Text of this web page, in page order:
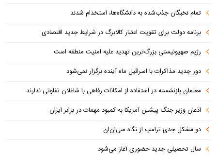
تمام نخبگان جذب‌شده به دانشگاه‌ها، استخدام شدند
برنامه دولت برای تقویت اعتبار کالابرگ در شرایط جدید اقتصادی
رژیم صهیونیستی بزرگ‌ترین تهدید علیه امنیت منطقه است
دور جدید مذاکرات با اسرائیل ماه آینده برگزار نمی‌شود
معلمان بازنشسته در استفاده از امکانات رفاهی با شاغلان تفاوتی ندارند
اذعان وزیر جنگ پیشین آمریکا به کمبود مهمات در برابر ایران
دو مشکل جدی ترامپ از نگاه سی‌ان‌ان
سال تحصیلی جدید حضوری آغاز می‌شود